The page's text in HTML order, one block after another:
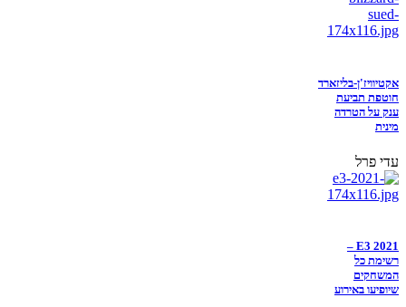
אקטיוויז'ן-בליזארד
חוטפת תביעת
ענק על הטרדה
מינית
עדי פרל
E3 2021 –
רשימת כל
המשחקים
שיופיעו באירוע